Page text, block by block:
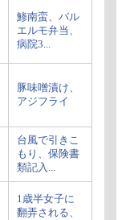
鯵南蛮、バル
エルモ弁当、
病院3...
豚味噌漬け、
アジフライ
台風で引きこ
もり、保険書
類記入...
1歳半女子に
翻弄される、